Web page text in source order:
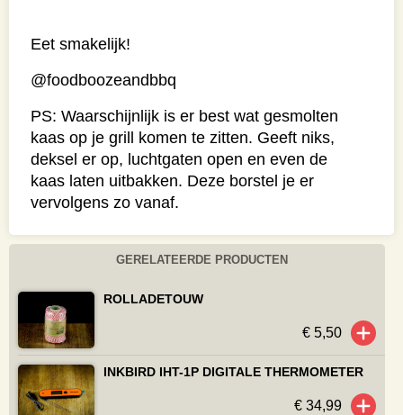
Eet smakelijk!
@foodboozeandbbq
PS: Waarschijnlijk is er best wat gesmolten
kaas op je grill komen te zitten. Geeft niks,
deksel er op, luchtgaten open en even de
kaas laten uitbakken. Deze borstel je er
vervolgens zo vanaf.
GERELATEERDE PRODUCTEN
ROLLADETOUW
€ 5,50
INKBIRD IHT-1P DIGITALE THERMOMETER
€ 34,99